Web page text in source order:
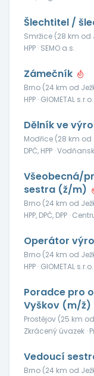
Šlechtitel /
Smržice (28 km od
HPP · SEMO a.s.
Zámečník
Brno (24 km od
HPP · GIOMETAL s.r.o.
Dělník ve
Modřice (28 km od
DPČ, HPP ·
Všeobecná/
sestra (ž/m)
Brno (24 km od
HPP, DPČ, DPP ·
Operátor
Brno (24 km od
HPP · GIOMETAL s.r.o.
Poradce pro
Vyškov (m/ž)
Prostějov (25 km
Zkrácený úvazek
Vedoucí
Brno (24 km od